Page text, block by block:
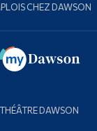
CHEZ DAWSON
THÉÂTRE DAWSON